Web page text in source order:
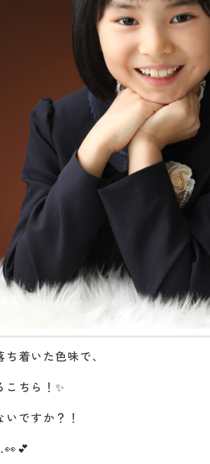
着いた色味で、
ちら！✨
ですか？！